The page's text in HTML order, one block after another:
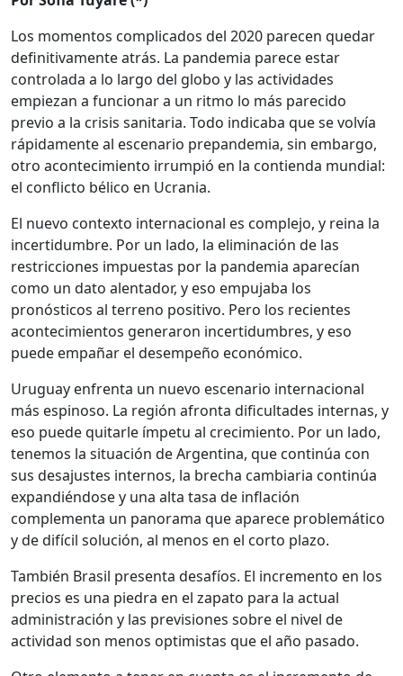
Los momentos complicados del 2020 parecen quedar
definitivamente atrás. La pandemia parece estar
controlada a lo largo del globo y las actividades
empiezan a funcionar a un ritmo lo más parecido
previo a la crisis sanitaria. Todo indicaba que se volvía
rápidamente al escenario prepandemia, sin embargo,
otro acontecimiento irrumpió en la contienda mundial:
el conflicto bélico en Ucrania.
El nuevo contexto internacional es complejo, y reina la
incertidumbre. Por un lado, la eliminación de las
restricciones impuestas por la pandemia aparecían
como un dato alentador, y eso empujaba los
pronósticos al terreno positivo. Pero los recientes
acontecimientos generaron incertidumbres, y eso
puede empañar el desempeño económico.
Uruguay enfrenta un nuevo escenario internacional
más espinoso. La región afronta dificultades internas, y
eso puede quitarle ímpetu al crecimiento. Por un lado,
tenemos la situación de Argentina, que continúa con
sus desajustes internos, la brecha cambiaria continúa
expandiéndose y una alta tasa de inflación
complementa un panorama que aparece problemático
y de difícil solución, al menos en el corto plazo.
También Brasil presenta desafíos. El incremento en los
precios es una piedra en el zapato para la actual
administración y las previsiones sobre el nivel de
actividad son menos optimistas que el año pasado.